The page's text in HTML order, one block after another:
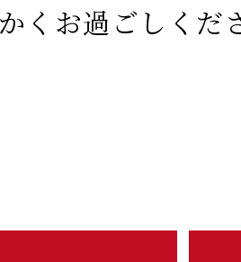
くお過ごしくだ